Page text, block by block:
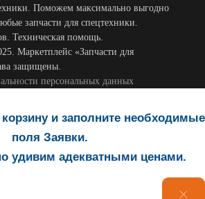
Поможем максимально выгодно
запчасти для спецтехники.
Техническая помощь.
Маркетплейс «Запчасти для
защищены.
персональных данных
и заполните необходимые
поля Заявки.
удивим адекватными ценами.